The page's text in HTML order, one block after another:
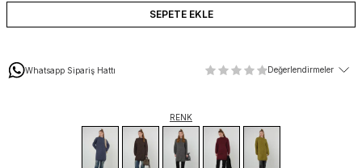
SEPETE EKLE
Whatsapp Sipariş Hattı Değerlendirmeler
RENK